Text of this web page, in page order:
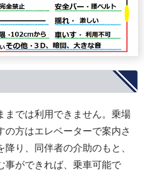
までは利用できません。乗場
の方はエレベーターで案内さ
り、同伴者の介助のもと、
事ができれば、乗車可能で